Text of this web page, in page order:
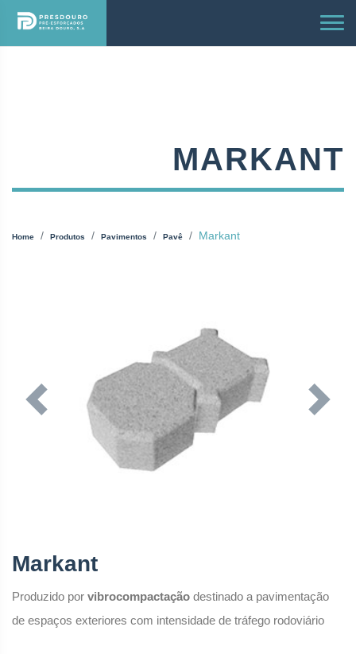
MARKANT
Home Produtos Pavimentos Pavê Markant
Previous Next
Markant
Produzido por vibrocompactação destinado a pavimentação
de espaços exteriores com intensidade de tráfego rodoviário